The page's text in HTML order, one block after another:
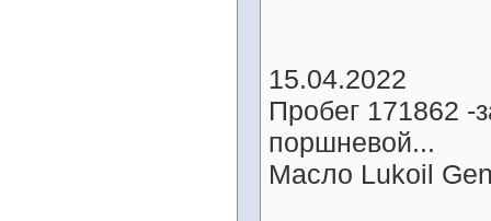
15.04.2022
Пробег 171862
поршневой...
Масло Lukoil